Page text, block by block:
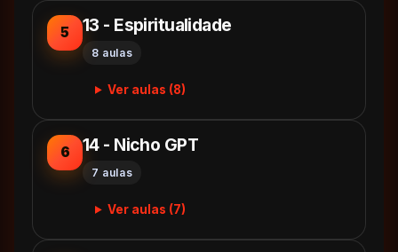
5 13 - Espiritualidade
8 aulas
Ver aulas (8)
6 14 - Nicho GPT
7 aulas
Ver aulas (7)